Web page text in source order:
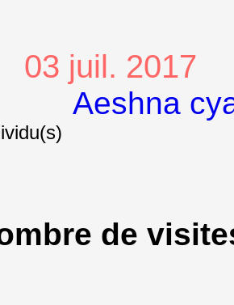
03 juil. 2017
Aeshna
de